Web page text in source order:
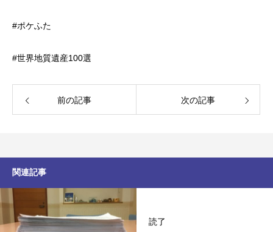
#ポケふた
#世界地質遺産100選
前の記事 次の記事
関連記事
読了